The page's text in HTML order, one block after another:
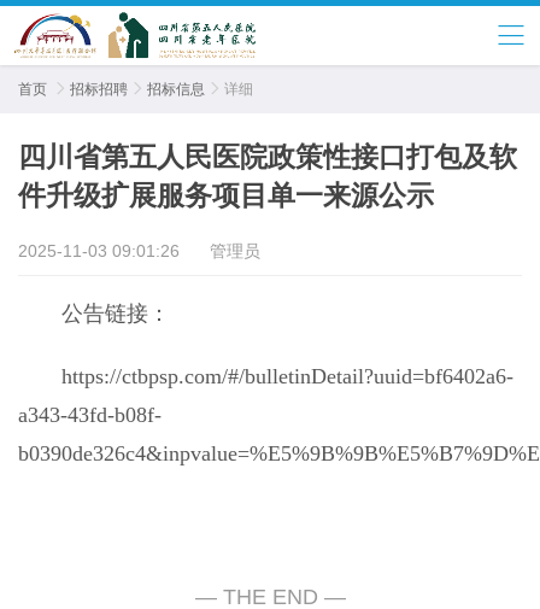
首页  招标招聘  招标信息  详细
四川省第五人民医院政策性接口打包及软
件升级扩展服务项目单一来源公示
2025-11-03 09:01:26 管理员
公告链接：
https://ctbpsp.com/#/bulletinDetail?uuid=bf6402a6-
a343-43fd-b08f-